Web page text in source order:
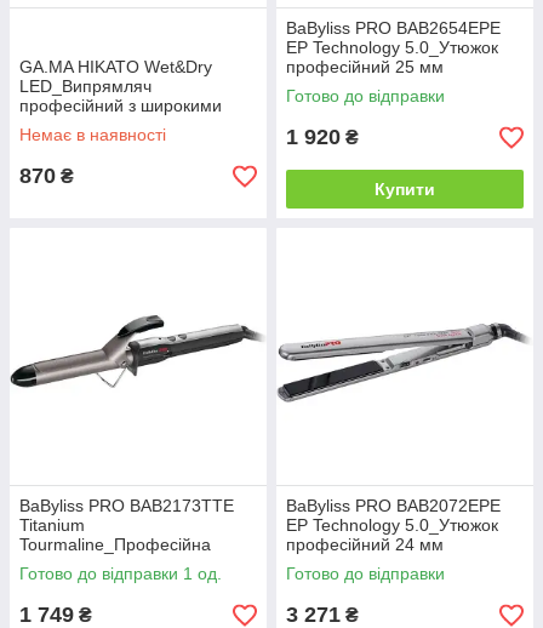
GA.MA HIKATO Wet&Dry
LED_Випрямляч
професійний з широкими
пластинами
Немає в наявності
870 ₴
BaByliss PRO BAB2654EPЕ
EP Technology 5.0_Утюжок
професійний 25 мм
Готово до відправки
1 920 ₴
Купити
BaByliss PRO BAB2173TTE
Titanium
Tourmaline_Професійна
плойка 25 мм
Готово до відправки 1 од.
1 749 ₴
BaByliss PRO BAB2072ЕРE
EP Technology 5.0_Утюжок
професійний 24 мм
Готово до відправки
3 271 ₴